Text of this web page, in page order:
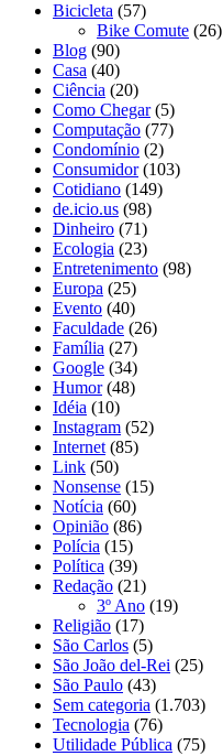
Bicicleta (57)
Bike Comute (26)
Blog (90)
Casa (40)
Ciência (20)
Como Chegar(5)
Computação (77)
Condomínio (2)
Consumidor(103)
Cotidiano (149)
de.icio.us (98)
Dinheiro (71)
Ecologia (23)
Entretenimento (98)
Europa (25)
Evento (40)
Faculdade (26)
Família (27)
Google (34)
Humor(48)
Idéia (10)
Instagram (52)
Internet (85)
Link (50)
Nonsense (15)
Notícia (60)
Opinião (86)
Polícia (15)
Política (39)
Redação (21)
3º Ano (19)
Religião (17)
São Carlos (5)
São João del-Rei (25)
São Paulo (43)
Sem categoria (1.703)
Tecnologia (76)
Utilidade Pública (75)